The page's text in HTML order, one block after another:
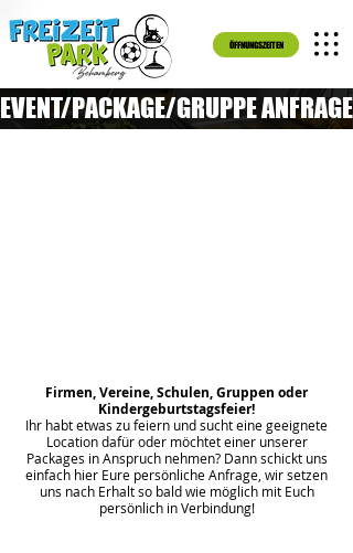
ÖFFNUNGSZEITEN
EVENT/PACKAGE/GRUPPE ANFRAGE
Firmen, Vereine, Schulen, Gruppen oder
Kindergeburtstagsfeier!
Ihr habt etwas zu feiern und sucht eine geeignete
Location dafür oder möchtet einer unserer
Packages in Anspruch nehmen? Dann schickt uns
einfach hier Eure persönliche Anfrage, wir setzen
uns nach Erhalt so bald wie möglich mit Euch
persönlich in Verbindung!